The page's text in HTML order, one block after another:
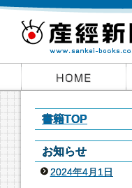
書籍TOP
お知らせ
2024年4月1日